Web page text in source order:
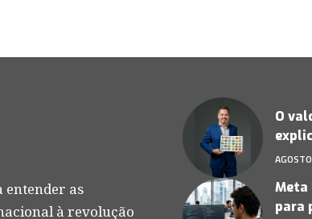
entender as
à revolução
O
Meta
para